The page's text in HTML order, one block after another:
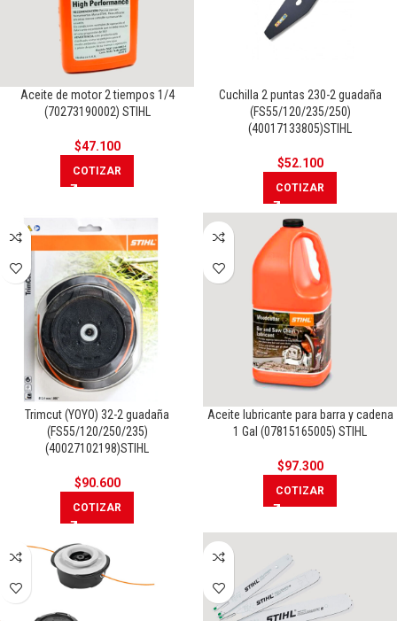
Aceite de motor 2 tiempos 1/4
(70273190002) STIHL
$47.100
COTIZAR
Cuchilla 2 puntas 230-2 guadaña
(FS55/120/235/250)
(40017133805)STIHL
$52.100
COTIZAR
Trimcut (YOYO) 32-2 guadaña
(FS55/120/250/235)
(40027102198)STIHL
$90.600
COTIZAR
Aceite lubricante para barra y cadena
1 Gal (07815165005) STIHL
$97.300
COTIZAR